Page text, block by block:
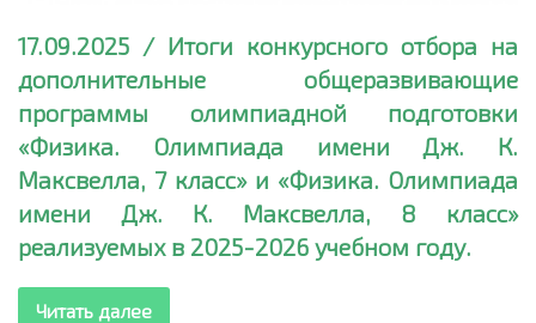
17.09.2025 / Итоги конкурсного отбора на
дополнительные общеразвивающие
программы олимпиадной подготовки
«Физика. Олимпиада имени Дж. К.
Максвелла, 7 класс» и «Физика. Олимпиада
имени Дж. К. Максвелла, 8 класс»
реализуемых в 2025-2026 учебном году.
Читать далее